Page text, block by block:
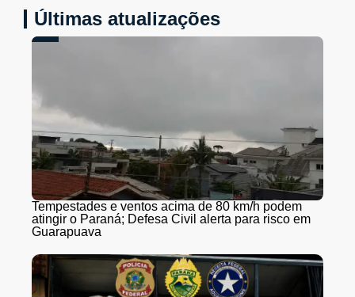
Últimas atualizações
Tempestades e ventos acima de 80 km/h podem
atingir o Paraná; Defesa Civil alerta para risco em
Guarapuava